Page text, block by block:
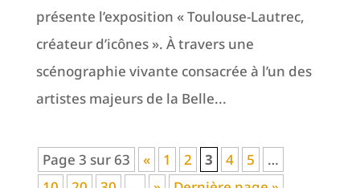
présente l’exposition « Toulouse-Lautrec,
créateur d’icônes ». À travers une
scénographie vivante consacrée à l’un des
artistes majeurs de la Belle...
Page 3 sur 63 « 1 2 3 4 5
…